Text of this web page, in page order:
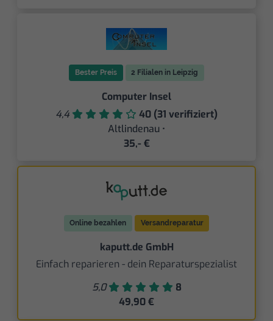
Bester Preis 2 Filialen in Leipzig
Computer Insel
4,4
40 (31 verifiziert)
Altlindenau •
35,- €
Online bezahlen Versandreparatur
kaputt.de GmbH
Einfach reparieren - dein Reparaturspezialist
5,0
8
49,90 €